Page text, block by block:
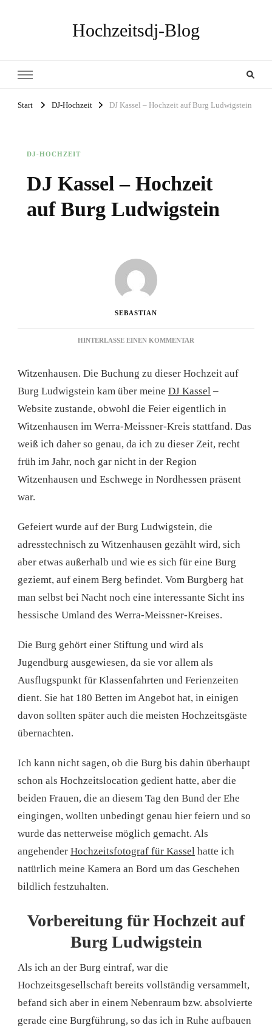
Hochzeitsdj-Blog
Start DJ-Hochzeit DJ Kassel – Hochzeit auf Burg Ludwigstein
DJ-HOCHZEIT
DJ Kassel – Hochzeit
auf Burg Ludwigstein
SEBASTIAN
HINTERLASSE EINEN KOMMENTAR
–
HOCHZEIT
AUF
BURG
Witzenhausen. Die Buchung zu dieser Hochzeit auf
Burg Ludwigstein kam über meine DJ Kassel –
Website zustande, obwohl die Feier eigentlich in
Witzenhausen im Werra-Meissner-Kreis stattfand. Das
weiß ich daher so genau, da ich zu dieser Zeit, recht
früh im Jahr, noch gar nicht in der Region
Witzenhausen und Eschwege in Nordhessen präsent
war.
Gefeiert wurde auf der Burg Ludwigstein, die
adresstechnisch zu Witzenhausen gezählt wird, sich
aber etwas außerhalb und wie es sich für eine Burg
geziemt, auf einem Berg befindet. Vom Burgberg hat
man selbst bei Nacht noch eine interessante Sicht ins
hessische Umland des Werra-Meissner-Kreises.
Die Burg gehört einer Stiftung und wird als
Jugendburg ausgewiesen, da sie vor allem als
Ausflugspunkt für Klassenfahrten und Ferienzeiten
dient. Sie hat 180 Betten im Angebot hat, in einigen
davon sollten später auch die meisten Hochzeitsgäste
übernachten.
Ich kann nicht sagen, ob die Burg bis dahin überhaupt
schon als Hochzeitslocation gedient hatte, aber die
beiden Frauen, die an diesem Tag den Bund der Ehe
eingingen, wollten unbedingt genau hier feiern und so
wurde das netterweise möglich gemacht. Als
angehender Hochzeitsfotograf für Kassel hatte ich
natürlich meine Kamera an Bord um das Geschehen
bildlich festzuhalten.
Vorbereitung für Hochzeit auf
Burg Ludwigstein
Als ich an der Burg eintraf, war die
Hochzeitsgesellschaft bereits vollständig versammelt,
befand sich aber in einem Nebenraum bzw. absolvierte
gerade eine Burgführung, so das ich in Ruhe aufbauen